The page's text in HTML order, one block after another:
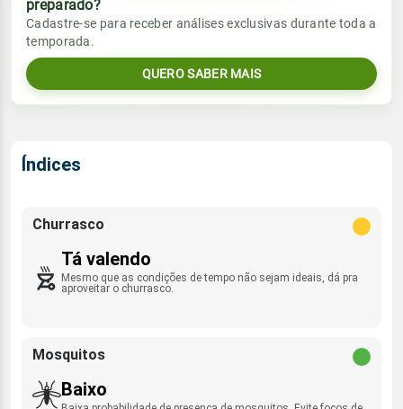
Umidade do ar
70% 97%
Rajada de vento
Sol
07:08h às 18:09h
Lua
Chuva
26.4mm
Umidade do ar
Vento
E - 8km/h
Rajada de vento
Sol
preparado?
Cadastre-se para receber análises exclusivas durante toda a
temporada.
QUERO SABER MAIS
Índices
Churrasco
Tá valendo
Mesmo que as condições de tempo não sejam ideais, dá pra
aproveitar o churrasco.
Mosquitos
Baixo